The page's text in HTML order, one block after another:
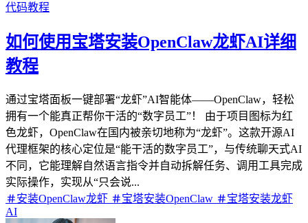
代码教程
如何使用宝塔安装OpenClaw龙虾AI详细
教程
通过宝塔面板一键部署“龙虾”AI智能体——OpenClaw，轻松
拥有一个能真正帮你干活的“数字员工”！ 由于项目图标为红
色龙虾，OpenClaw在国内被亲切地称为“龙虾”。这款开源AI
代理框架的核心定位是“能干活的数字员工”，与传统聊天式AI
不同，它能理解自然语言指令并自动拆解任务、调用工具完成
实际操作，实现从“只会说...
安装OpenClaw龙虾
宝塔安装OpenClaw
宝塔安装龙虾
AI